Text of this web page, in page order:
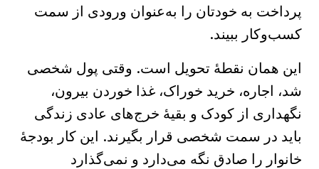
پرداخت به خودتان را به‌عنوان ورودی از سمت
کسب‌وکار ببیند.
این همان نقطهٔ تحویل است. وقتی پول شخصی
شد، اجاره، خرید خوراک، غذا خوردن بیرون،
نگهداری از کودک و بقیهٔ خرج‌های عادی زندگی
باید در سمت شخصی قرار بگیرند. این کار بودجهٔ
خانوار را صادق نگه می‌دارد و نمی‌گذارد